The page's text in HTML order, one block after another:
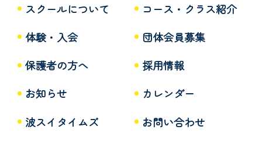
スクールについて
コース・クラス紹介
体験・入会
団体会員募集
保護者の方へ
採用情報
お知らせ
カレンダー
波スイタイムズ
お問い合わせ